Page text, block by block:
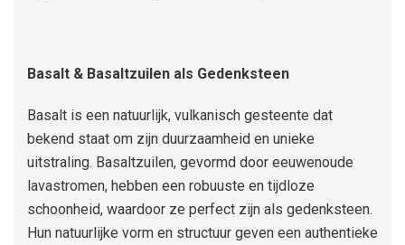
Basalt & Basaltzuilen als Gedenksteen
Basalt is een natuurlijk, vulkanisch gesteente dat
bekend staat om zijn duurzaamheid en unieke
uitstraling. Basaltzuilen, gevormd door eeuwenoude
lavastromen, hebben een robuuste en tijdloze
schoonheid, waardoor ze perfect zijn als gedenksteen.
Hun natuurlijke vorm en structuur geven een authentieke